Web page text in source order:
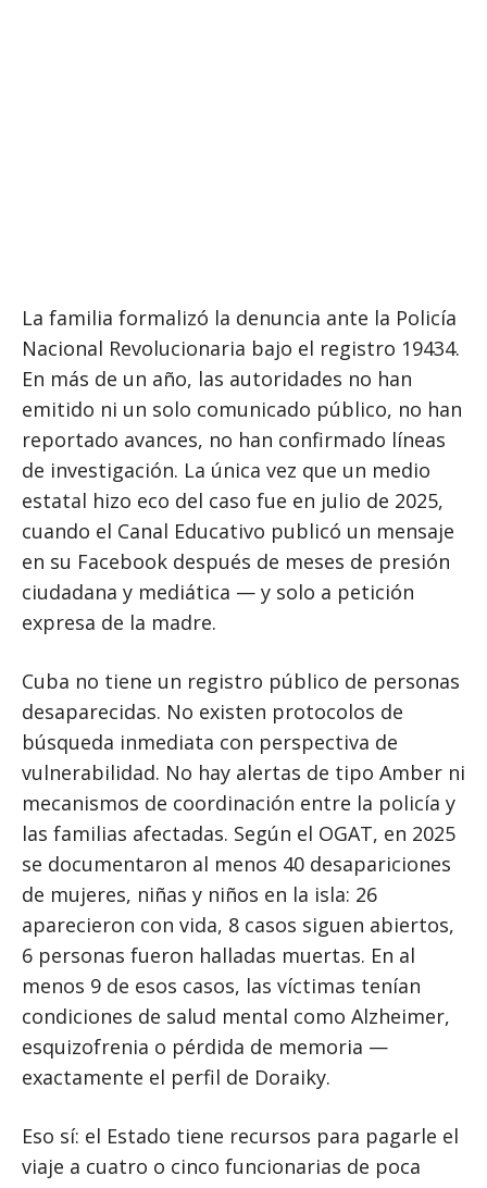
La familia formalizó la denuncia ante la Policía
Nacional Revolucionaria bajo el registro 19434.
En más de un año, las autoridades no han
emitido ni un solo comunicado público, no han
reportado avances, no han confirmado líneas
de investigación. La única vez que un medio
estatal hizo eco del caso fue en julio de 2025,
cuando el Canal Educativo publicó un mensaje
en su Facebook después de meses de presión
ciudadana y mediática — y solo a petición
expresa de la madre.
Cuba no tiene un registro público de personas
desaparecidas. No existen protocolos de
búsqueda inmediata con perspectiva de
vulnerabilidad. No hay alertas de tipo Amber ni
mecanismos de coordinación entre la policía y
las familias afectadas. Según el OGAT, en 2025
se documentaron al menos 40 desapariciones
de mujeres, niñas y niños en la isla: 26
aparecieron con vida, 8 casos siguen abiertos,
6 personas fueron halladas muertas. En al
menos 9 de esos casos, las víctimas tenían
condiciones de salud mental como Alzheimer,
esquizofrenia o pérdida de memoria —
exactamente el perfil de Doraiky.
Eso sí: el Estado tiene recursos para pagarle el
viaje a cuatro o cinco funcionarias de poca